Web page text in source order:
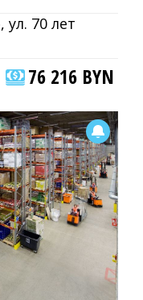
ул. 70 лет
76 216 BYN